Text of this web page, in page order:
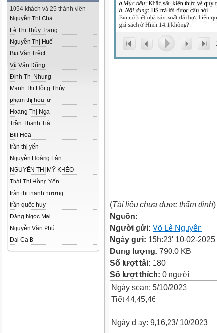
1054 khách và 25 thành viên
Nguyễn Thị Chà
Lê Thị Thùy Trang
Nguyễn Thị Huế
Bùi Văn Trệch
Vũ Văn Dũng
Đinh Thị Nhung
Mạnh Thị Hồng Thúy
phạm thị hoa lư
Hoàng Thị Nga
Trần Thanh Trà
Bùi Hoa
trần thị yến
Nguyễn Hoàng Lân
NGUYỂN THỊ MỸ KHÉO
Thái Thị Hồng Yến
tràn thị thanh hương
trần quốc huy
Đặng Ngọc Mai
Nguyễn Văn Phú
Dai Ca B
(Tài liệu chưa được thẩm định)
Nguồn:
Người gửi: Võ Lê Nguyên
Ngày gửi: 15h:23' 10-02-2025
Dung lượng: 790.0 KB
Số lượt tải: 180
Số lượt thích: 0 người
Ngày soạn: 5/10/2023
Tiết 44,45,46
Ngày d ạy: 9,16,23/ 10/2023